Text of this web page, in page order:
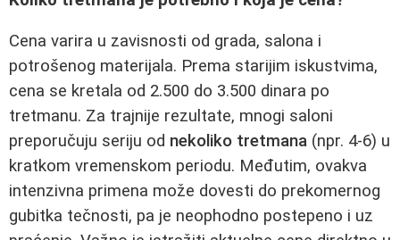
Cena varira u zavisnosti od grada, salona i
potrošenog materijala. Prema starijim iskustvima,
cena se kretala od 2.500 do 3.500 dinara po
tretmanu. Za trajnije rezultate, mnogi saloni
preporučuju seriju od nekoliko tretmana (npr. 4-6) u
kratkom vremenskom periodu. Međutim, ovakva
intenzivna primena može dovesti do prekomernog
gubitka tečnosti, pa je neophodno postepeno i uz